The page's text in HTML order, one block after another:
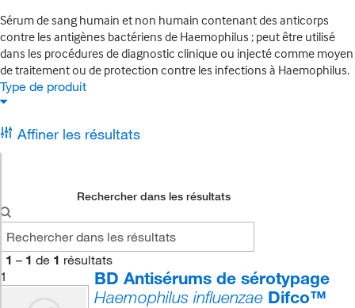
Sérum de sang humain et non humain contenant des anticorps
contre les antigènes bactériens de Haemophilus ; peut être utilisé
dans les procédures de diagnostic clinique ou injecté comme moyen
de traitement ou de protection contre les infections à Haemophilus.
Type de produit
Affiner les résultats
Rechercher dans les résultats
1 – 1 de 1 résultats
1
BD Antisérums de sérotypage
Haemophilus influenzaeDifco™